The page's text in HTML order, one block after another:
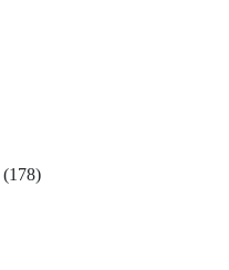
(178)